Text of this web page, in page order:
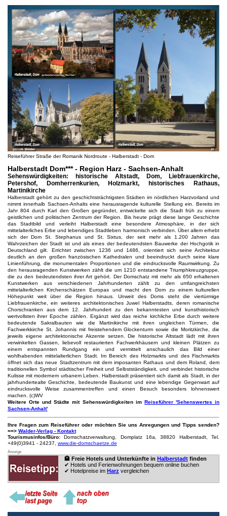
Reiseführer Straße der Romanik Nordroute - Halberstadt - Dom
Halberstadt Dom*** - Region Harz - Sachsen-Anhalt
Sehenswürdigkeiten: historische Altstadt, Dom, Liebfrauenkirche,
Petershof, Domherrenkurien, Holzmarkt, historisches Rathaus,
Martinikirche
Halberstadt gehört zu den geschichtsträchtigsten Städten im nördlichen Harzvorland und
nimmt innerhalb Sachsen-Anhalts eine herausragende kulturelle Stellung ein. Bereits im
Jahr 804 durch Karl den Großen gegründet, entwickelte sich die Stadt früh zu einem
geistlichen und politischen Zentrum der Region. Bis heute prägt diese lange Geschichte
das Stadtbild und verleiht Halberstadt eine besondere Atmosphäre, in der sich
mittelalterliches Erbe und lebendiges Stadtleben harmonisch verbinden. Über allem erhebt
sich der Dom St. Stephanus und St. Sixtus, der seit mehr als 1.200 Jahren das
Wahrzeichen der Stadt ist und als eines der bedeutendsten Bauwerke der Hochgotik in
Deutschland gilt. Errichtet zwischen 1236 und 1486, orientiert sich seine Architektur
deutlich an den großen französischen Kathedralen und beeindruckt durch seine klare
Linienführung, die monumentalen Proportionen und die eindrucksvolle Raumwirkung. Zu
den herausragenden Kunstwerken zählt die um 1210 entstandene Triumphkreuzgruppe,
die zu den bedeutendsten ihrer Art gehört. Der Domschatz mit mehr als 650 erhaltenen
Kunstwerken aus verschiedenen Jahrhunderten zählt zu den umfangreichsten
mittelalterlichen Kirchenschätzen Europas und macht den Dom zu einem kulturellen
Höhepunkt weit über die Region hinaus. Unweit des Doms steht die viertürmige
Liebfrauenkirche, ein weiteres architektonisches Juwel Halberstadts, deren romanische
Chorschranken aus dem 12. Jahrhundert zu den bekanntesten und kunsthistorisch
wertvollsten ihrer Epoche zählen. Ergänzt wird das reiche kirchliche Erbe durch weitere
bedeutende Sakralbauten wie die Martinikirche mit ihren ungleichen Türmen, die
Fachwerkkirche St. Johannis mit freistehendem Glockenturm sowie die Moritzkirche, die
jeweils eigene architektonische Akzente setzen. Die historische Altstadt lädt mit ihren
verwinkelten Gassen, liebevoll restaurierten Fachwerkhäusern und kleinen Plätzen zu
einem entspannten Rundgang ein und vermittelt anschaulich das Bild einer
wohlhabenden mittelalterlichen Stadt. Im Bereich des Holzmarkts und des Fischmarkts
öffnet sich das neue Stadtzentrum mit dem imposanten Rathaus und dem Roland, dem
traditionellen Symbol städtischer Freiheit und Selbstständigkeit, und verbindet historische
Kulisse mit modernem urbanem Leben. Halberstadt präsentiert sich damit als Stadt, in der
jahrhundertealte Geschichte, bedeutende Baukunst und eine lebendige Gegenwart auf
eindrucksvolle Weise zusammentreffen und einen Besuch besonders lohnenswert
machen. (c)WV
Weitere Orte und Städte mit Sehenswürdigkeiten im Reiseführer 'Sehenswertes in
Sachsen-Anhalt'
Ihre Fragen zum Reiseführer oder möchten Sie uns Anregungen und Tipps senden?
==> Walder-Verlag - Kontakt
Tourismusinfos/Büro:Domschatzverwaltung, Domplatz 16a, 38820 Halberstadt, Tel.
+49(0)3941 - 24237, www.die-domschaetze.de
Anzeige
🏨 Freie Hotels und Unterkünfte in Halberstadtfinden
✔ Hotels und Ferienwohnungen bequem online buchen
✔ Hotelpreise im Harz vergleichen